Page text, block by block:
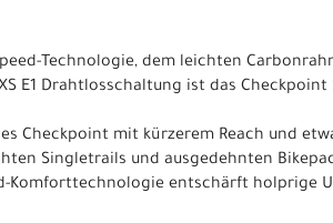
Technologie, dem leichten
E1 Drahtlosschaltung ist das
Checkpoint mit kürzerem Reach und
Singletrails und ausgedehnten
Komforttechnologie entschärft holprige